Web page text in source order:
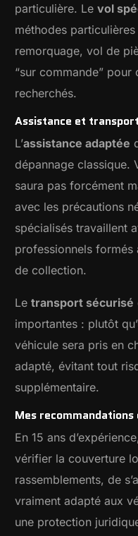
particulière. Levol
méthodes
remorquage, vol de
“sur commande”
recherchés.
Assistance et
L’assistance adaptée
dépannage classique.
saura pas forcément
avec les précautions
spécialisés travaillent
professionnels
de collection.
Letransport sécurisé
importantes : plutôt
véhicule sera pris en
adapté, évitant tout
supplémentaire.
Mes recommandations
En 15 ans
vérifier la couverture
rassemblements, de
vraiment adapté aux
une protection